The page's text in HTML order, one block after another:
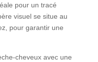
pour un tracé
visuel se situe au
pour garantir une
cheveux avec une